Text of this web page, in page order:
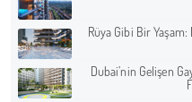
Rüya Gibi Bir Yaşam:
Dubai’nin Gelişen